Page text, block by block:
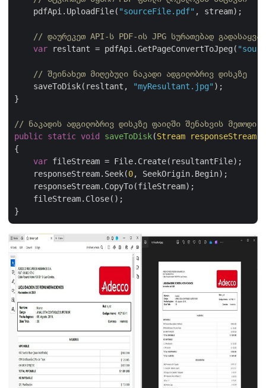
    pdfApi.UploadFile(
"sourceFile.pdf" , stream);
// დაურეკეთ API-ს PDF-ის JPG სურათებად
var resltant = pdfApi.GetPageConvertToJpeg(
// შეინახეთ მიღებული ნაკადი ადგილობრივ დისკზე
    saveToDisk(resltant,
"myResultant.jpg" );
}
// ნაკადის ადგილობრივ დისკზე ფაილში შენახვის მეთოდი
public static void saveToDisk(Stream
{
var fileStream = File.Create(resultantFile);
    responseStream.Seek(
0, SeekOrigin.Begin);
    responseStream.CopyTo(fileStream);
    fileStream.Close();